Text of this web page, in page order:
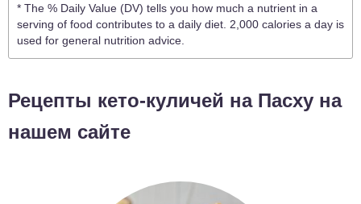
* The % Daily Value (DV) tells you how much a nutrient in a
serving of food contributes to a daily diet. 2,000 calories a day is
used for general nutrition advice.
Рецепты кето-куличей на Пасху на
нашем сайте